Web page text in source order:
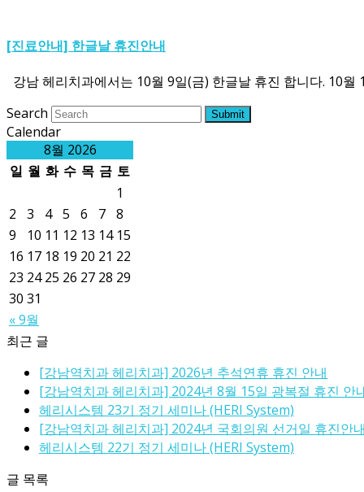
[진료안내] 한글날 휴진안내
강남 헤리치과에서는 10월 9일(금) 한글날 휴진 합니다. 10
Search
Submit
Calendar
8월 2026
일 월 화 수 목 금 토
« 9월
1
2
3 4 5 6 7 8
9
10 11 12 13 14 15
16 17 18 19 20 21 22
23 24 25 26 27 28 29
30 31
최근 글
[강남역치과 헤리치과] 2026년 추석연휴 휴진 안내
[강남역치과 헤리치과] 2024년 8월 15일 광복절 휴진 안
헤리시스템 23기 정기 세미나 (HERI System)
[강남역치과 헤리치과] 2024년 국회의원 선거일 휴진안
헤리시스템 22기 정기 세미나 (HERI System)
글 목록